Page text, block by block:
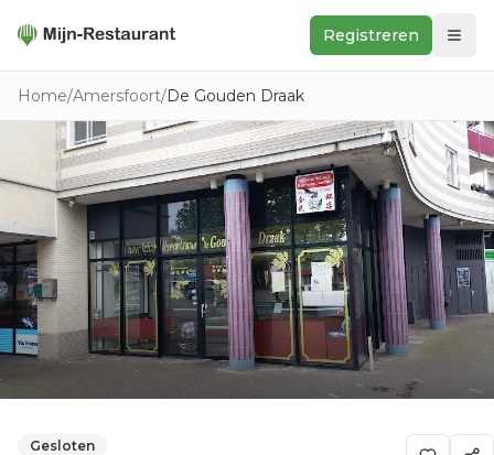
Registreren
Zoeken
In de buurt
Ontdek
Keukens
Foodwall
Reviews
Home/Amersfoort/De Gouden Draak
Gesloten